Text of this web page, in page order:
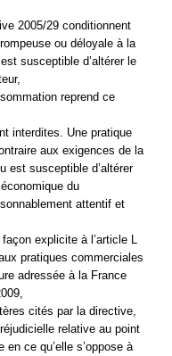
2005/29 conditionnent
ou déloyale à la
susceptible d’altérer le
reprend ce
interdites. Une pratique
aux exigences de la
est susceptible d’altérer
du
attentif et
explicite à l’article L
pratiques commerciales
adressée à la France
cités par la directive,
relative au point
ce qu’elle s’oppose à